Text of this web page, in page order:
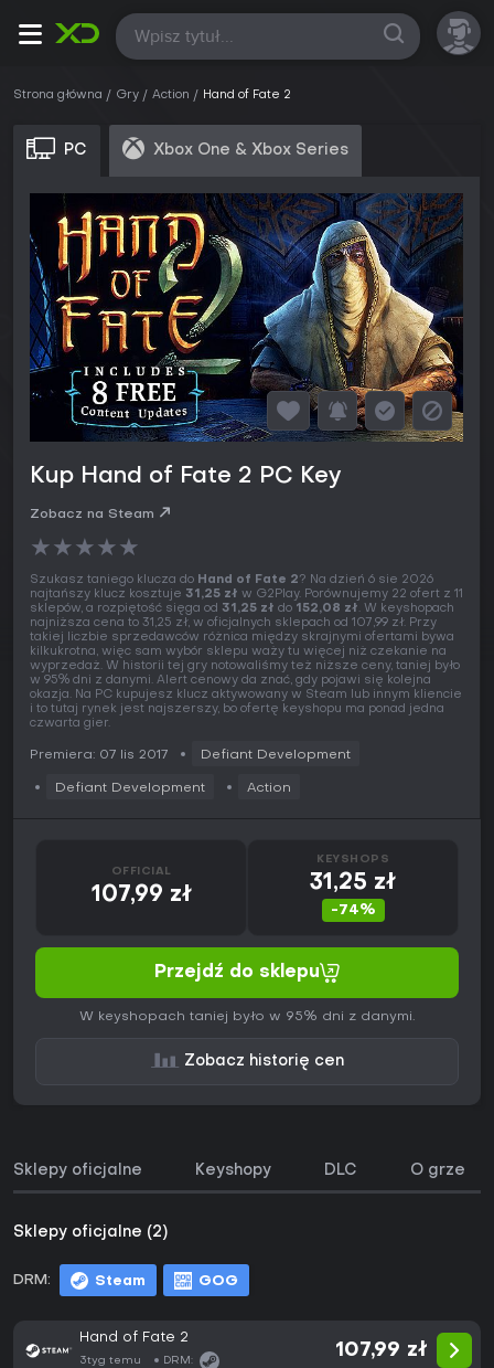
Wszystkie
Strona główna Gry Action Hand of Fate 2
PC Xbox One & Xbox Series
Kup Hand of Fate 2 PC Key
Zobacz na Steam
★★★★★
Szukasz taniego klucza do Hand of Fate 2? Na dzień 6 sie 2026
najtańszy klucz kosztuje 31,25 zł w G2Play. Porównujemy 22 ofert z 11
sklepów, a rozpiętość sięga od 31,25 zł do 152,08 zł. W keyshopach
najniższa cena to 31,25 zł, w oficjalnych sklepach od 107,99 zł. Przy
takiej liczbie sprzedawców różnica między skrajnymi ofertami bywa
kilkukrotna, więc sam wybór sklepu waży tu więcej niż czekanie na
wyprzedaż. W historii tej gry notowaliśmy też niższe ceny, taniej było
w 95% dni z danymi. Alert cenowy da znać, gdy pojawi się kolejna
okazja. Na PC kupujesz klucz aktywowany w Steam lub innym kliencie
i to tutaj rynek jest najszerszy, bo ofertę keyshopu ma ponad jedna
czwarta gier.
Premiera: 07 lis 2017 Defiant Development
Defiant Development Action
OFFICIAL
107,99 zł
KEYSHOPS
31,25 zł
-74%
Przejdź do sklepu
W keyshopach taniej było w 95% dni z danymi.
Zobacz historię cen
Sklepy oficjalne Keyshopy DLC O grze
Sklepy oficjalne (2)
DRM: Steam GOG
Hand of Fate 2
3tyg temu DRM:
107,99 zł